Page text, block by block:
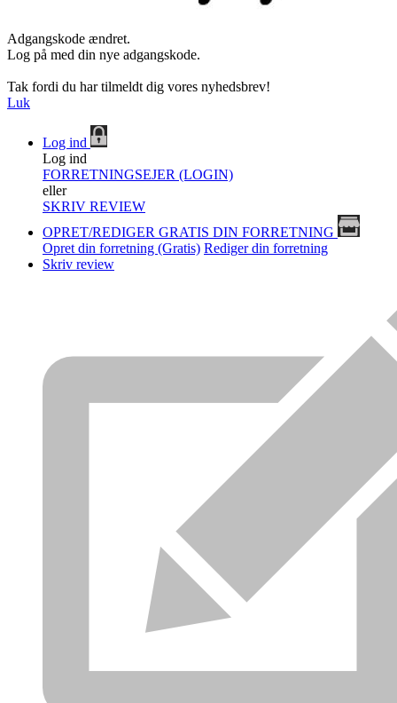
Adgangskode ændret.
Log på med din nye adgangskode.
Tak fordi du har tilmeldt dig vores nyhedsbrev!
Luk
Log ind
Log ind
FORRETNINGSEJER (LOGIN)
eller
SKRIV REVIEW
OPRET/REDIGER GRATIS DIN FORRETNING
Opret din forretning (Gratis) Rediger din forretning
Skriv review